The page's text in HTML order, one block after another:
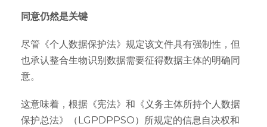
同意仍然是关键
尽管《个人数据保护法》规定该文件具有强制性，但
也承认整合生物识别数据需要征得数据主体的明确同
意。
这意味着，根据《宪法》和《义务主体所持个人数据
保护总法》（LGPDPPSO）所规定的信息自决权和